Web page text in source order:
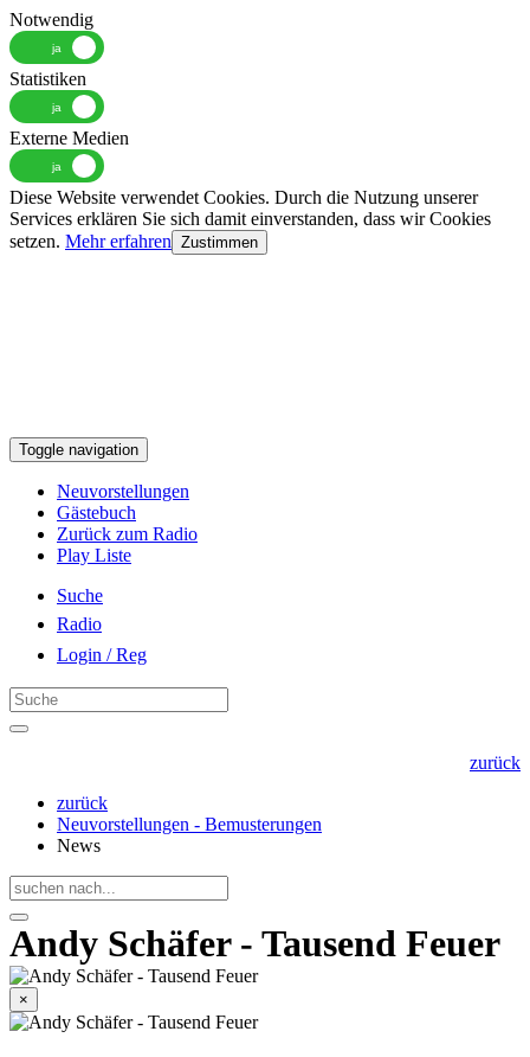
Notwendig
Statistiken
Externe Medien
Diese Website verwendet Cookies. Durch die Nutzung unserer
Services erklären Sie sich damit einverstanden, dass wir Cookies
setzen. Mehr erfahren Zustimmen
Toggle navigation
Neuvorstellungen
Gästebuch
Zurück zum Radio
Play Liste
Suche
Radio
Login / Reg
zurück
zurück
Neuvorstellungen - Bemusterungen
News
Andy Schäfer - Tausend Feuer
×